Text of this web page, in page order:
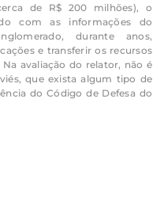
de R$ 200 milhões), o
com as informações do
durante anos,
e transferir os recursos
avaliação do relator, não é
que exista algum tipo de
do Código de Defesa do